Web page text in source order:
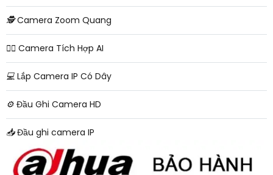
🕵️Camera Zoom Quang
🧛‍♀️ Camera Tích Hợp AI
💻 Lắp Camera IP Có Dây
⚙️ Đầu Ghi Camera HD
📥Đầu ghi camera IP